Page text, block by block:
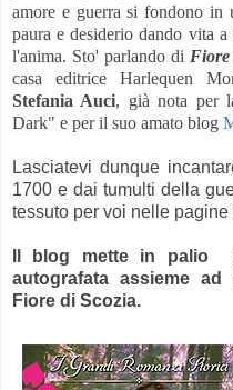
amore e guerra si fondono in
paura e desiderio dando vita
l'anima. Sto' parlando di Fiore
casa editrice Harlequen
Stefania Auci, già nota per
Dark" e per il suo amato blog
Lasciatevi dunque
1700 e dai tumulti della
tessuto per voi nelle
Il blog mette in palio
autografata assieme
Fiore di Scozia.